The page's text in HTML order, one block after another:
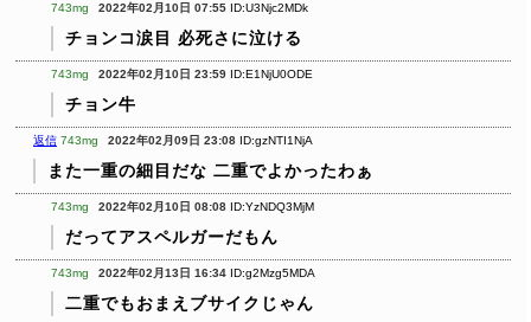
743mg 2022年02月10日 07:55 ID:U3Njc2MDk
チョンコ涙目 必死さに泣ける
743mg 2022年02月10日 23:59 ID:E1NjU0ODE
チョン牛
返信 743mg 2022年02月09日 23:08 ID:gzNTI1NjA
また一重の細目だな 二重でよかったわぁ
743mg 2022年02月10日 08:08 ID:YzNDQ3MjM
だってアスペルガーだもん
743mg 2022年02月13日 16:34 ID:g2Mzg5MDA
二重でもおまえブサイクじゃん